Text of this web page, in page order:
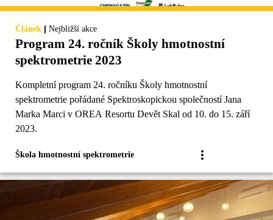
Článek | Nejbližší akce
Program 24. ročník Školy hmotnostní
spektrometrie 2023
Kompletní program 24. ročníku Školy hmotnostní
spektrometrie pořádané Spektroskopickou společností Jana
Marka Marci v OREA Resortu Devět Skal od 10. do 15. září
2023.
Škola hmotnostní spektrometrie